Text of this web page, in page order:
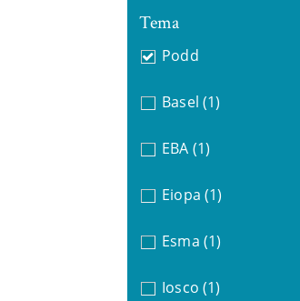
Tema
Podd
Basel (1)
EBA (1)
Eiopa (1)
Esma (1)
Iosco (1)